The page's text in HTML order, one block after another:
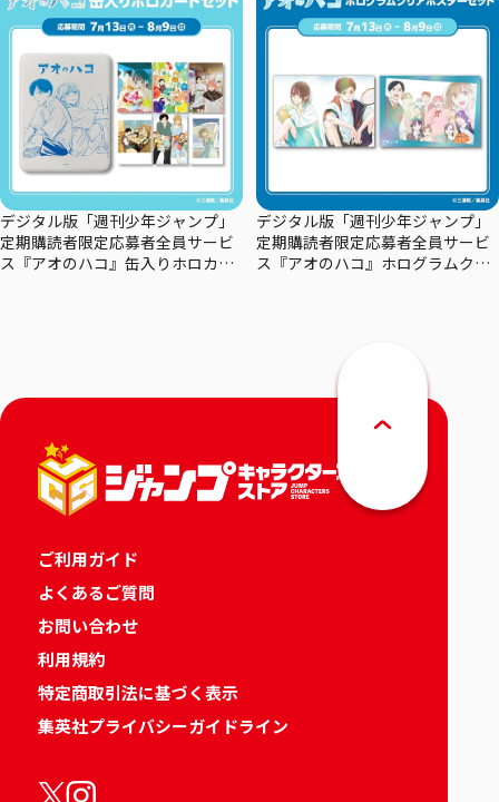
デジタル版「週刊少年ジャンプ」
定期購読者限定応募者全員サービ
ス『アオのハコ』缶入りホロカー
デジタル版「週刊少年ジャンプ」
定期購読者限定応募者全員サービ
ス『アオのハコ』ホログラムクリ
ご利用ガイド
よくあるご質問
お問い合わせ
利用規約
特定商取引法に基づく表示
集英社プライバシーガイドライン